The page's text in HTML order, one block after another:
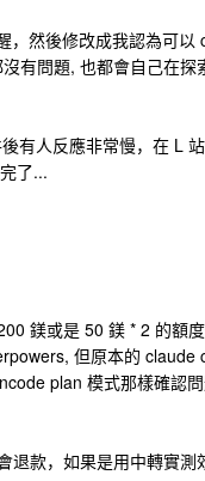
，然後修改成我認為可以
有問題, 也都會自己在
有人反應非常慢，在 L
了...
鎂或是 50 鎂 * 2 的額
但原本的 claude
plan 模式那樣確認
退款，如果是用中轉實測